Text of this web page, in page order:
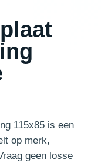
115x85 is een
op merk,
geen losse